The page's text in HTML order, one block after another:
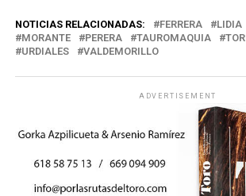
NOTICIAS RELACIONADAS: FERRERA LIDIA
MORANTE
PERERA TAUROMAQUIA
URDIALES
VALDEMORILLO
ADVERTISEMENT